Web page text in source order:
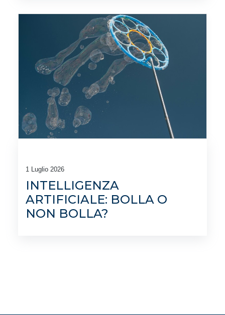
1 Luglio 2026
INTELLIGENZA
ARTIFICIALE: BOLLA O
NON BOLLA?